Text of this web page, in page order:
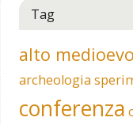
Tag
alto medioevo
archeologia
conferenza